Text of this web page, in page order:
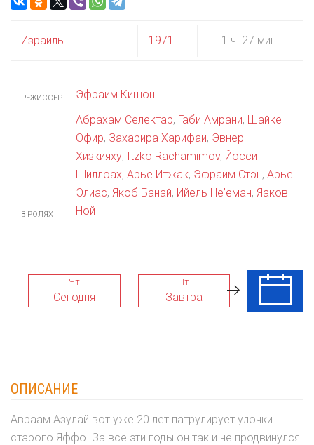
Израиль 1971 1 ч. 27 мин.
РЕЖИССЕР Эфраим Кишон
В РОЛЯХ
Абрахам Селектар, Габи Амрани, Шайке
Офир, Захарира Харифаи, Эвнер
Хизкияху, Itzko Rachamimov, Йосси
Шиллоах, Арье Итжак, Эфраим Стэн, Арье
Элиас, Якоб Банай, Ийель Не’еман, Яаков
Ной
Чт
Сегодня
Пт
Завтра
Сб
ОПИСАНИЕ
Авраам Азулай вот уже 20 лет патрулирует улочки
старого Яффо. За все эти годы он так и не продвинулся